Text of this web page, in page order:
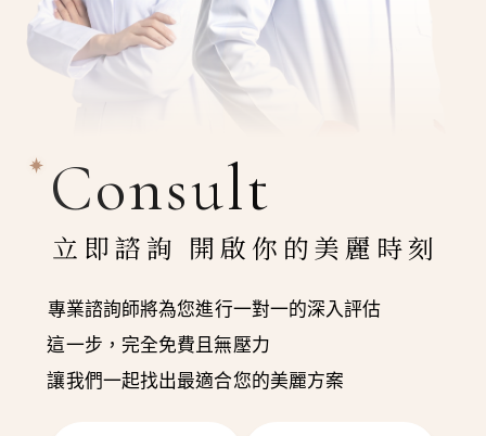
Consult
立即諮詢 開啟你的美麗時刻
專業諮詢師將為您進行一對一的深入評估
這一步，完全免費且無壓力
讓我們一起找出最適合您的美麗方案